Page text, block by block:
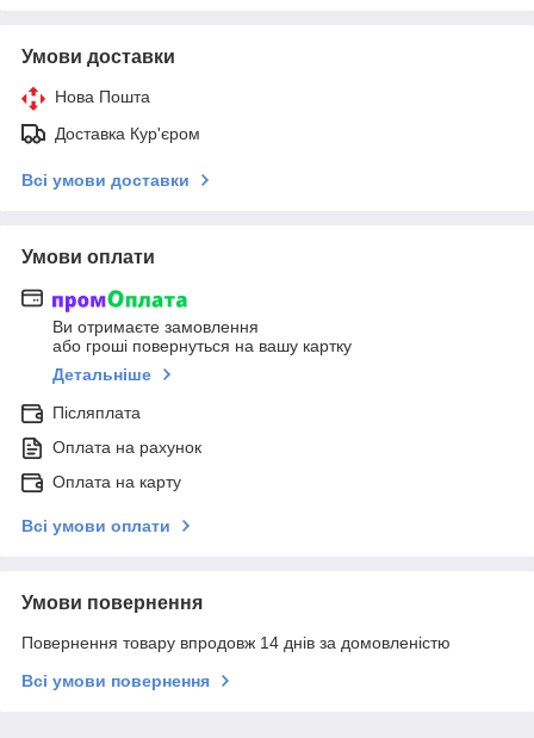
Умови доставки
Нова Пошта
Доставка Кур'єром
Всі умови доставки
Умови оплати
Ви отримаєте замовлення
або гроші повернуться на вашу картку
Детальніше
Післяплата
Оплата на рахунок
Оплата на карту
Всі умови оплати
Умови повернення
Повернення товару впродовж 14 днів за домовленістю
Всі умови повернення